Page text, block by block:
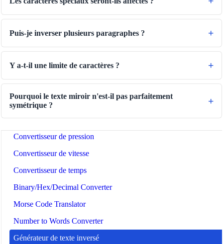
Convertisseur de volume
Convertisseur de volume sec
Convertisseur d'aire
Convertisseur d'énergie
Convertisseur de stockage de données
Convertisseur de consommation de carburant
Convertisseur de puissance
Convertisseur de pression
Convertisseur de vitesse
Convertisseur de temps
Binary/Hex/Decimal Converter
Morse Code Translator
Number to Words Converter
Générateur de texte inversé
Puis-je inverser plusieurs paragraphes ?
Y a‑t‑il une limite de caractères ?
Pourquoi le texte miroir n'est‑il pas parfaitement
symétrique ?